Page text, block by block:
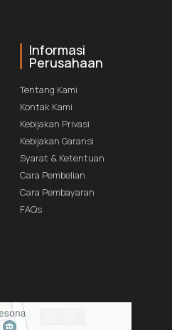
Informasi
Perusahaan
Tentang Kami
Kontak Kami
Kebijakan Privasi
Kebijakan Garansi
Syarat & Ketentuan
Cara Pembelian
Cara Pembayaran
FAQs